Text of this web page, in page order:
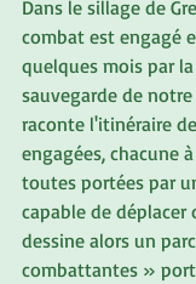
Dans le sillage de
combat est engagé
quelques mois par
sauvegarde de
raconte l'itinéraire
engagées, chacune
toutes portées par
capable de déplacer
dessine alors un
combattantes »